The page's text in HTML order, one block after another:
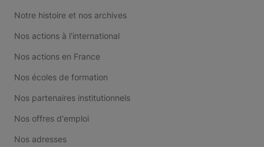
Notre histoire et nos archives
Nos actions à l'international
Nos actions en France
Nos écoles de formation
Nos partenaires institutionnels
Nos offres d'emploi
Nos adresses